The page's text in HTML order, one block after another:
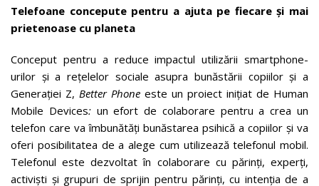
Telefoane concepute pentru a ajuta pe fiecare și mai
prietenoase cu planeta
Conceput pentru a reduce impactul utilizării smartphone-
urilor și a rețelelor sociale asupra bunăstării copiilor și a
Generației Z, Better Phone este un proiect inițiat de Human
Mobile Devices:un efort de colaborare pentru a crea un
telefon care va îmbunătăți bunăstarea psihică a copiilor și va
oferi posibilitatea de a alege cum utilizează telefonul mobil.
Telefonul este dezvoltat în colaborare cu părinți, experți,
activiști și grupuri de sprijin pentru părinți, cu intenția de a